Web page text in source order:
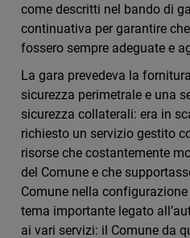
come descritti nel bando di
continuativa per garantire
fossero sempre adeguate e
La gara prevedeva la
sicurezza perimetrale e una
sicurezza collaterali: era in
richiesto un servizio gestito
risorse che costantemente
del Comune e che
Comune nella configurazione
tema importante legato
ai vari servizi: il Comune da